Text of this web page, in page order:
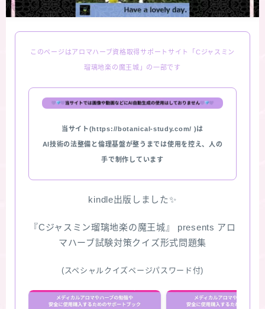
おすすめ商品＆レビュー
★スペシャルアロマハーブ４択クイズ (kindle出
版限定)
このページはアロマハーブ資格取得サポートサイト「Cジャスミン
瑠璃地楽の魔王城」の一部です
当サイト(https://botanical-study.com/ )は
AI技術の法整備と倫理基盤が整うまでは使用を控え、人の
手で制作しています
kindle出版しました✨
『Cジャスミン瑠璃地楽の魔王城』 presents アロ
マハーブ試験対策クイズ形式問題集
(スペシャルクイズページパスワード付)